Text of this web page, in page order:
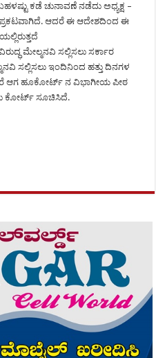
ಕಡೆ ಚುನಾವಣೆ ನಡೆದು ಅಧ್ಯಕ್ಷ –
ಪ್ರಕಟವಾಗಿದೆ. ಆದರೆ ಈ ಆದೇಶದಿಂದ ಈ
ಮೇಲ್ಮನವಿ ಸಲ್ಲಿಸಲು ಸರ್ಕಾರ
ಸಲ್ಲಿಸಲು ಇಂದಿನಿಂದ ಹತ್ತು ದಿನಗಳ
ಆಗ ಹೂಕೋರ್ಟ್ ನ ವಿಭಾಗೀಯ ಪೀಠ
ಕೋರ್ಟ್ ಸೂಚಿಸಿದೆ.